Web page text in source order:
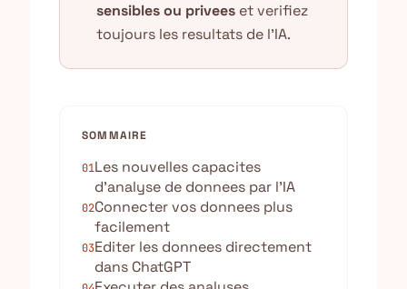
sensibles ou privees et verifiez
toujours les resultats de l'IA.
SOMMAIRE
01Les nouvelles capacites
d’analyse de donnees par l’IA
02Connecter vos donnees plus
facilement
03Editer les donnees directement
dans ChatGPT